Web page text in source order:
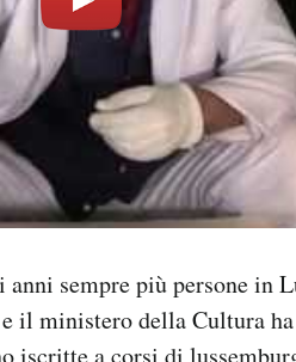
sempre più persone in
il ministero della Cultura
iscritte a corsi di